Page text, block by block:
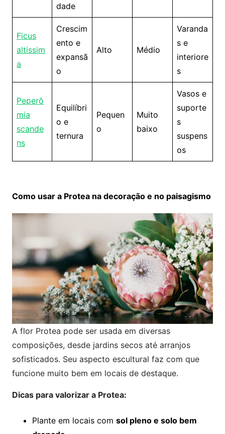
dade
Ficus
altissim
a
Crescim
ento e
expansã
o
Alto Médio
Varanda
s e
interiore
s
Peperô
mia
scande
ns
Equilíbri
o e
ternura
Pequen
o
Muito
baixo
Vasos e
suporte
s
suspens
os
Como usar a Protea na decoração e no paisagismo
A flor Protea pode ser usada em diversas
composições, desde jardins secos até arranjos
sofisticados. Seu aspecto escultural faz com que
funcione muito bem em locais de destaque.
Dicas para valorizar a Protea:
Plante em locais com sol pleno e solo bem